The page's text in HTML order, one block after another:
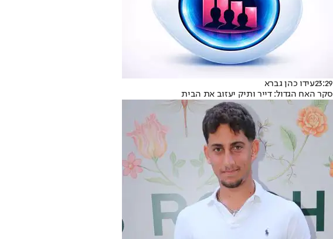
23:29עידו כהן גברא
סקר האח הגדול: דייר ותיק יעזוב את הבית